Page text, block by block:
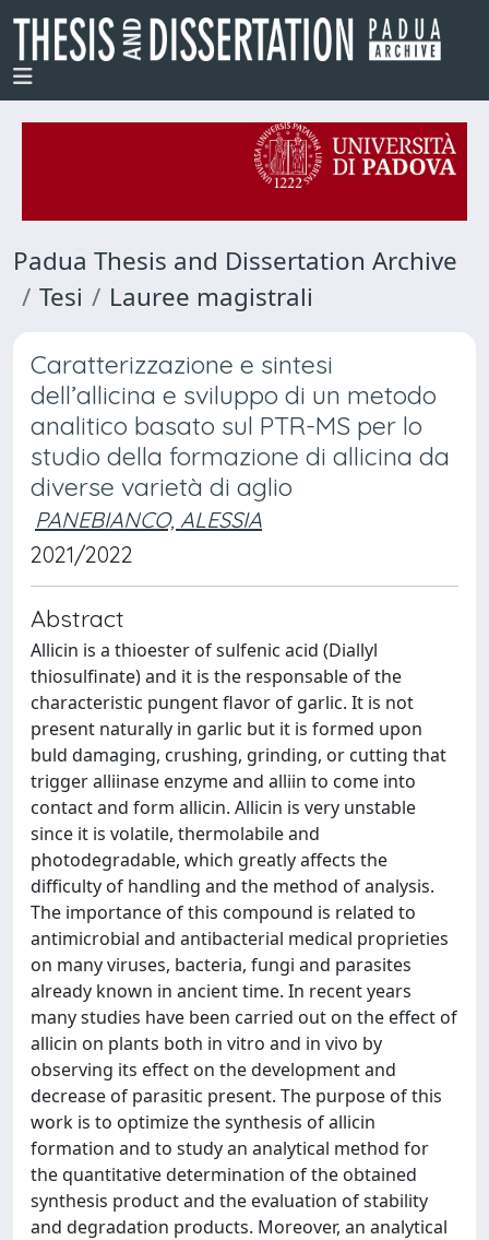
Padua Thesis and Dissertation Archive
Tesi
Lauree magistrali
Caratterizzazione e sintesi
dell’allicina e sviluppo di un metodo
analitico basato sul PTR-MS per lo
studio della formazione di allicina da
diverse varietà di aglio
PANEBIANCO, ALESSIA
2021/2022
Abstract
Allicin is a thioester of sulfenic acid (Diallyl
thiosulfinate) and it is the responsable of the
characteristic pungent flavor of garlic. It is not
present naturally in garlic but it is formed upon
buld damaging, crushing, grinding, or cutting that
trigger alliinase enzyme and alliin to come into
contact and form allicin. Allicin is very unstable
since it is volatile, thermolabile and
photodegradable, which greatly affects the
difficulty of handling and the method of analysis.
The importance of this compound is related to
antimicrobial and antibacterial medical proprieties
on many viruses, bacteria, fungi and parasites
already known in ancient time. In recent years
many studies have been carried out on the effect of
allicin on plants both in vitro and in vivo by
observing its effect on the development and
decrease of parasitic present. The purpose of this
work is to optimize the synthesis of allicin
formation and to study an analytical method for
the quantitative determination of the obtained
synthesis product and the evaluation of stability
and degradation products. Moreover, an analytical